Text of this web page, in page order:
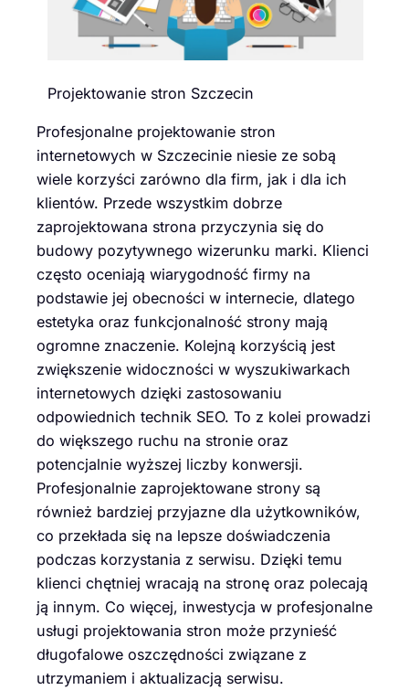
Projektowanie stron Szczecin
Profesjonalne projektowanie stron
internetowych w Szczecinie niesie ze sobą
wiele korzyści zarówno dla firm, jak i dla ich
klientów. Przede wszystkim dobrze
zaprojektowana strona przyczynia się do
budowy pozytywnego wizerunku marki. Klienci
często oceniają wiarygodność firmy na
podstawie jej obecności w internecie, dlatego
estetyka oraz funkcjonalność strony mają
ogromne znaczenie. Kolejną korzyścią jest
zwiększenie widoczności w wyszukiwarkach
internetowych dzięki zastosowaniu
odpowiednich technik SEO. To z kolei prowadzi
do większego ruchu na stronie oraz
potencjalnie wyższej liczby konwersji.
Profesjonalnie zaprojektowane strony są
również bardziej przyjazne dla użytkowników,
co przekłada się na lepsze doświadczenia
podczas korzystania z serwisu. Dzięki temu
klienci chętniej wracają na stronę oraz polecają
ją innym. Co więcej, inwestycja w profesjonalne
usługi projektowania stron może przynieść
długofalowe oszczędności związane z
utrzymaniem i aktualizacją serwisu.